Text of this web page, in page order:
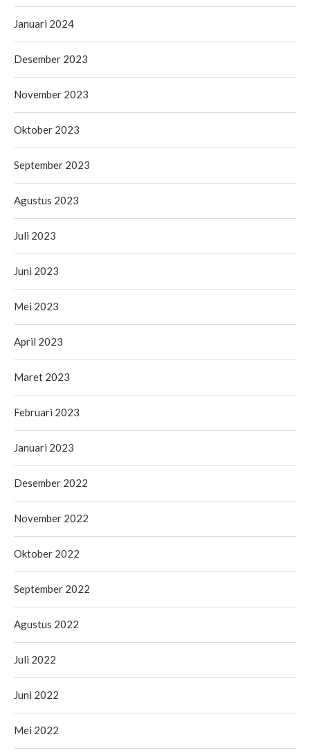
Januari 2024
Desember 2023
November 2023
Oktober 2023
September 2023
Agustus 2023
Juli 2023
Juni 2023
Mei 2023
April 2023
Maret 2023
Februari 2023
Januari 2023
Desember 2022
November 2022
Oktober 2022
September 2022
Agustus 2022
Juli 2022
Juni 2022
Mei 2022